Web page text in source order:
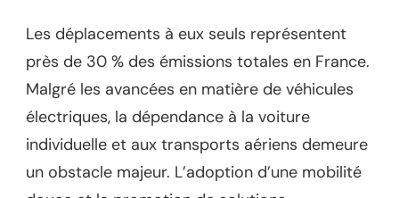
Les déplacements à eux seuls représentent
près de 30 % des émissions totales en France.
Malgré les avancées en matière de véhicules
électriques, la dépendance à la voiture
individuelle et aux transports aériens demeure
un obstacle majeur. L’adoption d’une mobilité